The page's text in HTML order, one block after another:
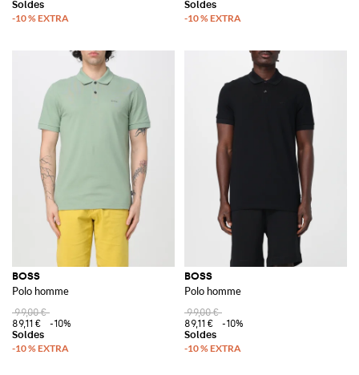
BOSS
Polo homme
99,00 €
89,11 €
-10%
BOSS
Polo homme
99,00 €
89,11 €
-10%